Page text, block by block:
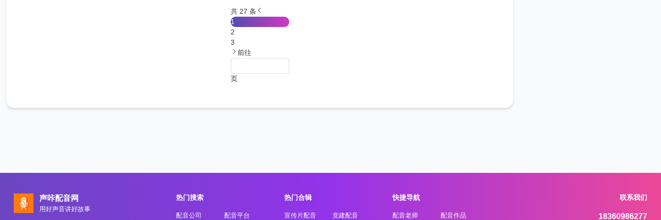
共 27 条
1
2
3
前往
页
声咔配音网
用好声音讲好故事
热门搜索
配音公司 配音平台
热门合辑
宣传片配音 党建配音
快捷导航
配音老师 配音作品
联系我们
18360986277